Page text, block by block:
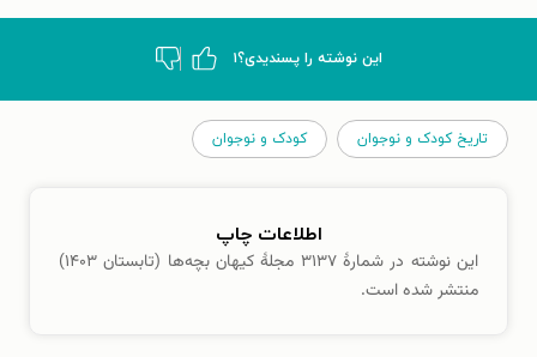
این نوشته‌ را پسندیدی؟۱
تاریخ کودک و نوجوان کودک و نوجوان
اطلاعات چاپ
این نوشته در شمارهٔ ۳۱۳۷ مجلهٔ کیهان بچه‌ها (تابستان ۱۴۰۳)
منتشر شده است.